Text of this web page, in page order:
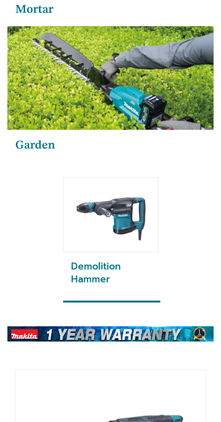
Mortar
Garden
Demolition
Hammer